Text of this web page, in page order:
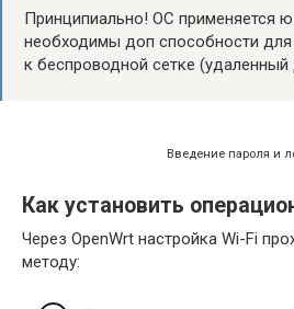
Принципиально! ОС применяется
необходимы доп способности для
к беспроводной сетке (удаленный
Введение пароля и
Как установить
Через OpenWrt настройка Wi-Fi
методу: